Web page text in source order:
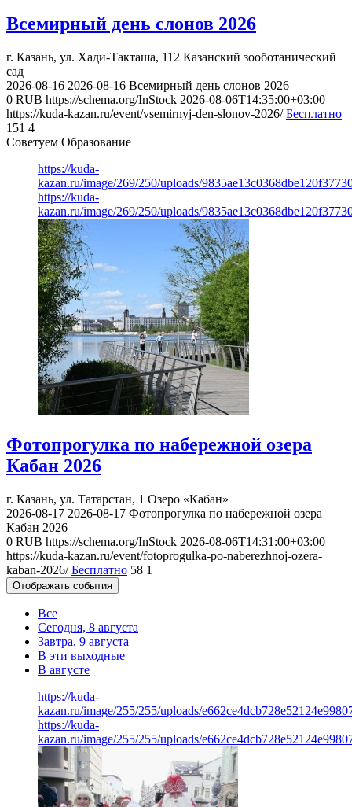
Всемирный день слонов 2026
г. Казань, ул. Хади-Такташа, 112 Казанский зооботанический
сад
2026-08-16 2026-08-16 Всемирный день слонов 2026
0 RUB https://schema.org/InStock 2026-08-06T14:35:00+03:00
https://kuda-kazan.ru/event/vsemirnyj-den-slonov-2026/ Бесплатно
151 4
Советуем Образование
https://kuda-
kazan.ru/image/269/250/uploads/
https://kuda-
kazan.ru/image/269/250/uploads/
Фотопрогулка по набережной озера
Кабан 2026
г. Казань, ул. Татарстан, 1 Озеро «Кабан»
2026-08-17 2026-08-17 Фотопрогулка по набережной озера
Кабан 2026
0 RUB https://schema.org/InStock 2026-08-06T14:31:00+03:00
https://kuda-kazan.ru/event/fotoprogulka-po-naberezhnoj-ozera-
kaban-2026/ Бесплатно 58 1
Отображать события
Все
Сегодня, 8 августа
Завтра, 9 августа
В эти выходные
В августе
https://kuda-
kazan.ru/image/255/255/uploads/
https://kuda-
kazan.ru/image/255/255/uploads/